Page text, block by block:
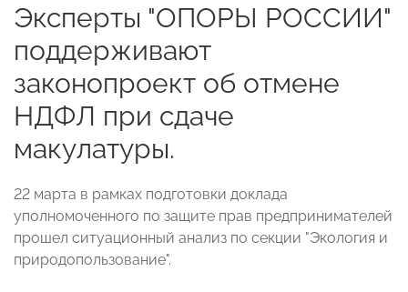
Эксперты "ОПОРЫ РОССИИ"
поддерживают
законопроект об отмене
НДФЛ при сдаче
макулатуры.
22 марта в рамках подготовки доклада
уполномоченного по защите прав предпринимателей
прошел ситуационный анализ по секции "Экология и
природопользование".